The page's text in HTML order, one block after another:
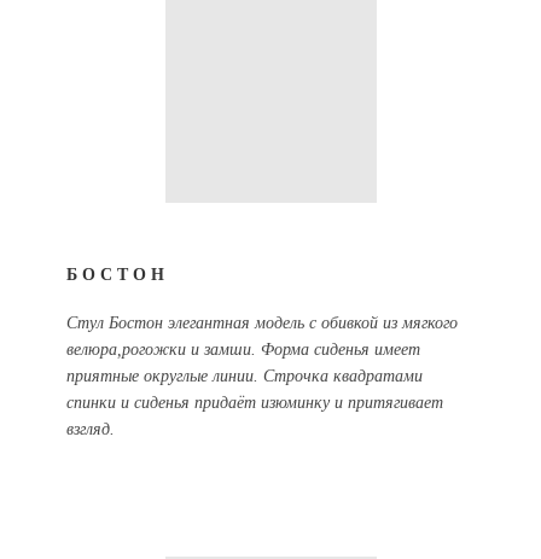
БОСТОН
Стул Бостон элегантная модель с обивкой из мягкого
велюра,рогожки и замши. Форма сиденья имеет
приятные округлые линии. Строчка квадратами
спинки и сиденья придаёт изюминку и притягивает
взгляд.